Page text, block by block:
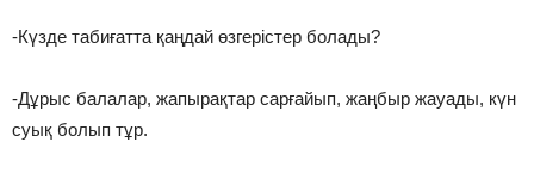
-Күзде табиғатта қаңдай өзгерістер болады?
-Дұрыс балалар, жапырақтар сарғайып, жаңбыр жауады, күн
суық болып тұр.